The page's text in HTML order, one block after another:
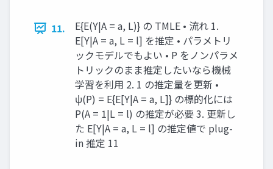
11.
E{E(Y|A = a, L)} の TMLE • 流れ 1.
E[Y|A = a, L = l] を推定 • パラメトリ
ックモデルでもよい • P をノンパラメ
トリックのまま推定したいなら機械
学習を利用 2. 1 の推定量を更新 •
ψ(P) = E{E[Y|A = a, L]} の標的化には
P(A = 1|L = l) の推定が必要 3. 更新し
た E[Y|A = a, L = l] の推定値で plug-
in 推定 11